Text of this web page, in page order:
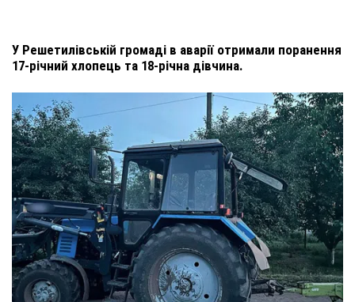
У Решетилівській громаді в аварії отримали поранення
17-річний хлопець та 18-річна дівчина.